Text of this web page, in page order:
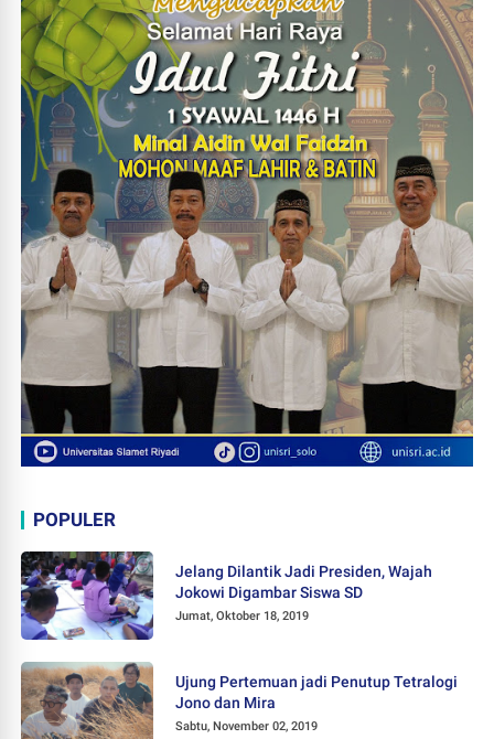
POPULER
Jelang Dilantik Jadi Presiden, Wajah
Jokowi Digambar Siswa SD
Jumat, Oktober 18, 2019
Ujung Pertemuan jadi Penutup Tetralogi
Jono dan Mira
Sabtu, November 02, 2019